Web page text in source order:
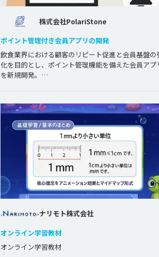
株式会社PolariStone
ポイント管理付き会員アプリの開発
飲食業界における顧客のリピート促進と会員基盤の
化を目的とし、ポイント管理機能を備えた会員アプ
を新規開発。
ナリモト株式会社
オンライン学習教材
オンライン学習教材